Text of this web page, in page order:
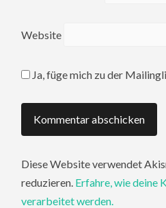
Website
Ja, füge mich zu der
Diese Website verwendet
reduzieren. Erfahre, wie deine
verarbeitet werden.